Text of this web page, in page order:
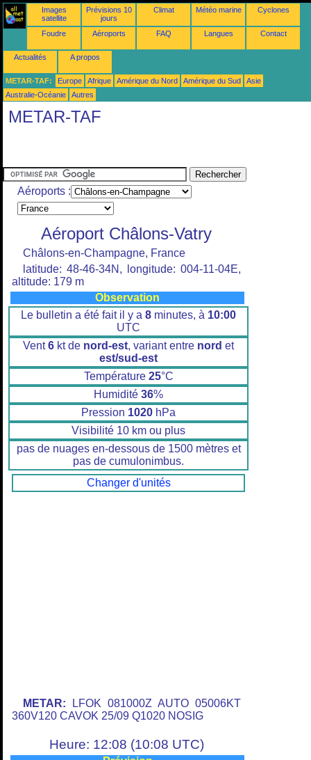
Images
satellite
Prévisions 10
jours
Climat Météo marine Cyclones
Foudre Aéroports FAQ Langues Contact
Actualités A propos
METAR-TAF: Europe Afrique Amérique du Nord Amérique du Sud
Asie
Australie-Océanie
Autres
METAR-TAF
Aéroports :
Aéroport Châlons-Vatry
Châlons-en-Champagne, France
latitude: 48-46-34N, longitude: 004-11-04E,
altitude: 179 m
Observation
Le bulletin a été fait il y a 8 minutes, à 10:00
UTC
Vent6 kt de nord-est, variant entre nord et
est/sud-est
Température 25°C
Humidité 36%
Pression 1020 hPa
Visibilité 10 km ou plus
pas de nuages en-dessous de 1500 mètres et
pas de cumulonimbus.
Changer d'unités
METAR: LFOK 081000Z AUTO 05006KT
360V120 CAVOK 25/09 Q1020 NOSIG
Heure: 12:08 (10:08 UTC)